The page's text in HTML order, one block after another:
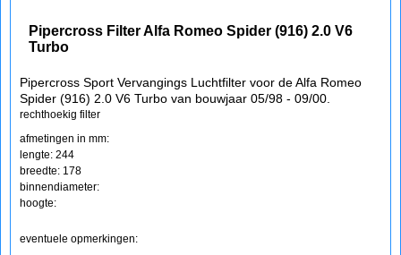
Pipercross Filter Alfa Romeo Spider (916) 2.0 V6
Turbo
Pipercross Sport Vervangings Luchtfilter voor de Alfa Romeo
Spider (916) 2.0 V6 Turbo van bouwjaar 05/98 - 09/00.
rechthoekig filter
afmetingen in mm:
lengte: 244
breedte: 178
binnendiameter:
hoogte:
eventuele opmerkingen: